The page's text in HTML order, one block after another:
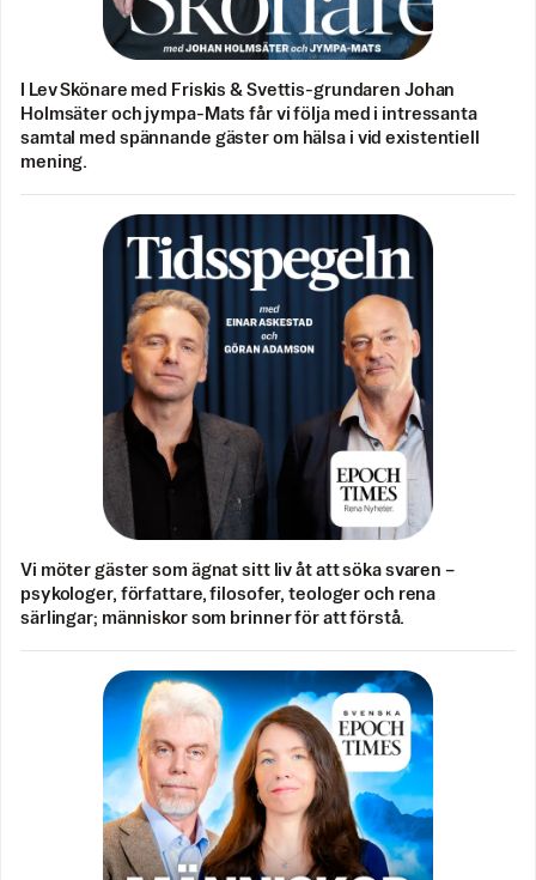
I Lev Skönare med Friskis & Svettis-grundaren Johan
Holmsäter och jympa-Mats får vi följa med i intressanta
samtal med spännande gäster om hälsa i vid existentiell
mening.
Vi möter gäster som ägnat sitt liv åt att söka svaren –
psykologer, författare, filosofer, teologer och rena
särlingar; människor som brinner för att förstå.